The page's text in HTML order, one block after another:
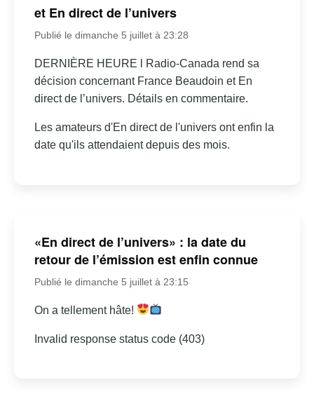
et En direct de l’univers
Publié le dimanche 5 juillet à 23:28
DERNIÈRE HEURE l Radio-Canada rend sa
décision concernant France Beaudoin et En
direct de l’univers. Détails en commentaire.
Les amateurs d'En direct de l'univers ont enfin la
date qu'ils attendaient depuis des mois.
«En direct de l’univers» : la date du
retour de l’émission est enfin connue
Publié le dimanche 5 juillet à 23:15
On a tellement hâte!
Invalid response status code (403)